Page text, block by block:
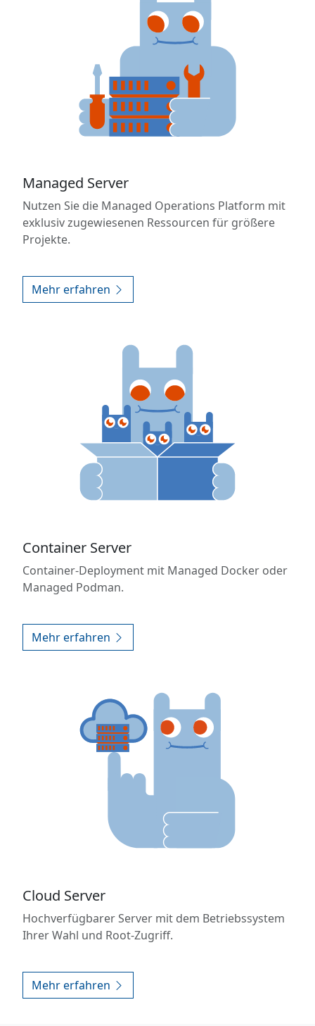
Managed Server
Nutzen Sie die Managed Operations Platform mit
exklusiv zugewiesenen Ressourcen für größere
Projekte.
Mehr erfahren
Container Server
Container-Deployment mit Managed Docker oder
Managed Podman.
Mehr erfahren
Cloud Server
Hochverfügbarer Server mit dem Betriebssystem
Ihrer Wahl und Root-Zugriff.
Mehr erfahren